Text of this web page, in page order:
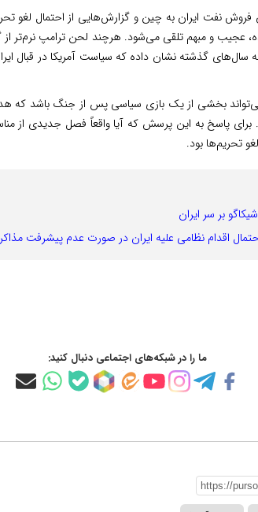
نفت ایران به چین و گزارش‌هایی از احتمال لغو
عجیب و مبهم تلقی می‌شود. هرچند لحن ترامپ نرم‌تر
سال‌های گذشته نشان داده که سیاست آمریکا در قبال
می‌تواند بخشی از یک بازی سیاسی پس از جنگ باشد که
پاسخ به این پرسش که آیا واقعاً فصل جدیدی از
تحریم‌ها بود.
بر سر ایران
اقدام نظامی علیه ایران در صورت عدم پیشرفت
ما را در شبکه‌های اجتماعی دنبال کنید: